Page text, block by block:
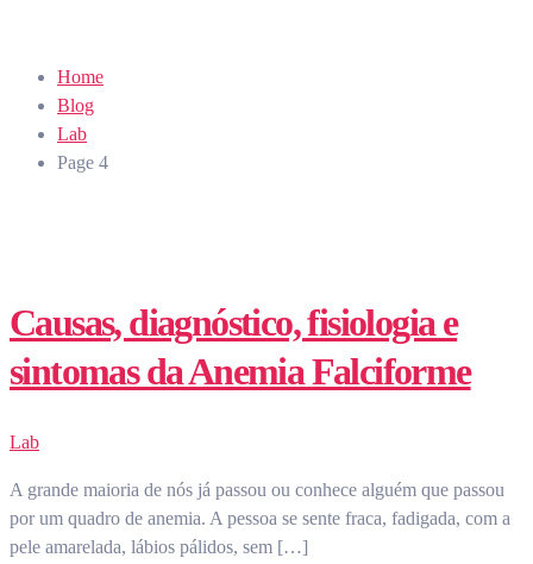
Home
Blog
Lab
Page 4
Causas, diagnóstico, fisiologia e
sintomas da Anemia Falciforme
Lab
A grande maioria de nós já passou ou conhece alguém que passou
por um quadro de anemia. A pessoa se sente fraca, fadigada, com a
pele amarelada, lábios pálidos, sem […]